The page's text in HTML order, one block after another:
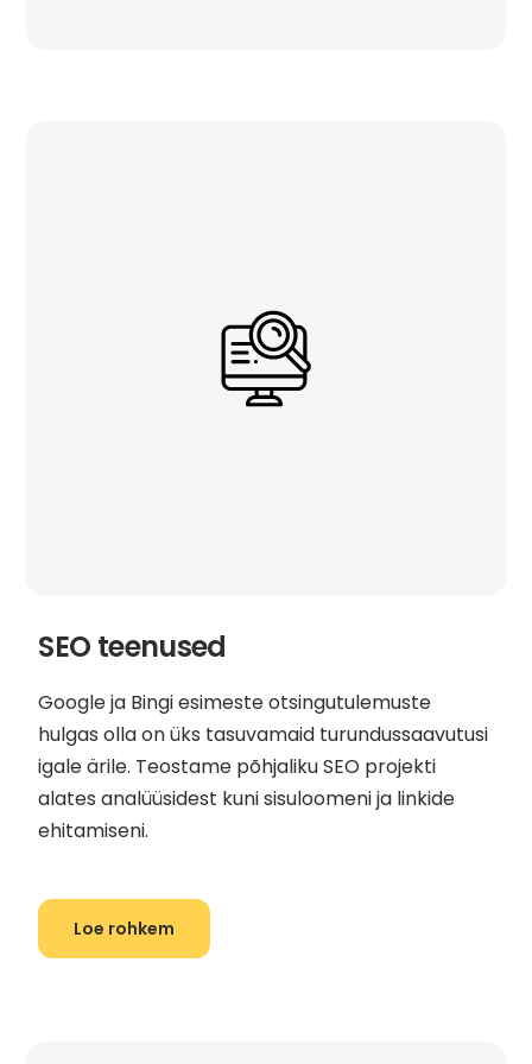
SEO teenused
Google ja Bingi esimeste otsingutulemuste
hulgas olla on üks tasuvamaid turundussaavutusi
igale ärile. Teostame põhjaliku SEO projekti
alates analüüsidest kuni sisuloomeni ja linkide
ehitamiseni.
Loe rohkem